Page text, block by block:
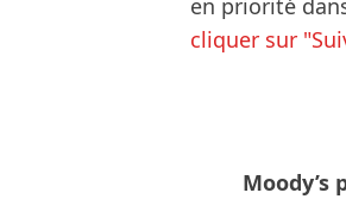
en priorité
cliquer sur
Moody’s